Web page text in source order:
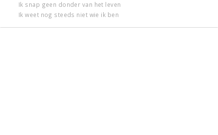
Ik snap geen donder van het leven
Ik weet nog steeds niet wie ik ben